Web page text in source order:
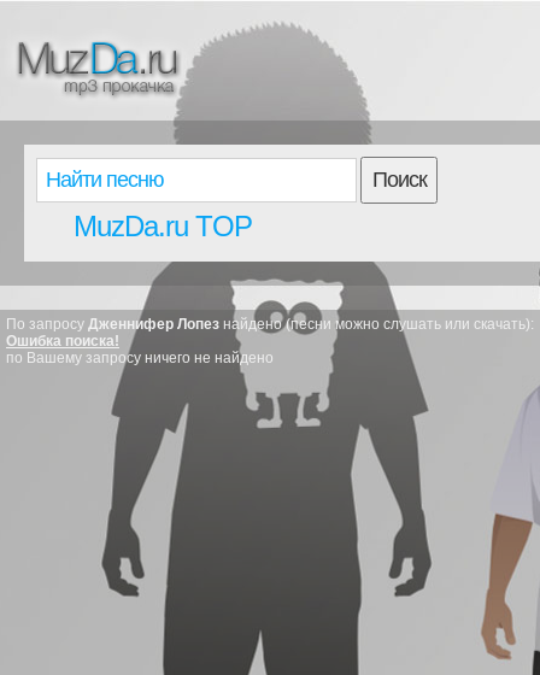
Поиск
MuzDa.ru TOP
По запросу Дженнифер Лопез найдено (песни можно слушать или скачать):
Ошибка поиска!
по Вашему запросу ничего не найдено